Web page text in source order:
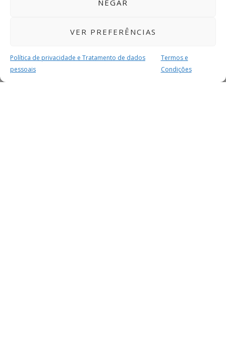
NEGAR
VER PREFERÊNCIAS
Política de privacidade e Tratamento de dados
pessoais
Termos e
Condições